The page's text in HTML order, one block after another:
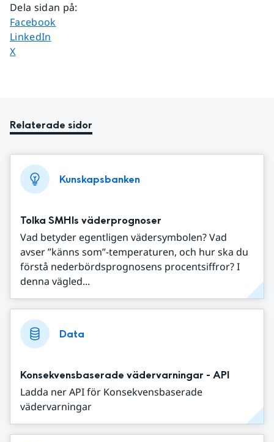
Dela sidan på:
Dela sidan på
Facebook
Dela sidan på
LinkedIn
Dela sidan på
X
Relaterade sidor
Kunskapsbanken
Tolka SMHIs väderprognoser
Vad betyder egentligen vädersymbolen? Vad
avser ”känns som”-temperaturen, och hur ska du
förstå nederbördsprognosens procentsiffror? I
denna vägled...
Data
Konsekvensbaserade vädervarningar - API
Ladda ner API för Konsekvensbaserade
vädervarningar